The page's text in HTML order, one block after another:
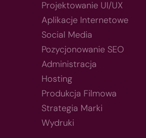
Projektowanie UI/UX
Aplikacje Internetowe
Social Media
Pozycjonowanie SEO
Administracja
Hosting
Produkcja Filmowa
Strategia Marki
Wydruki